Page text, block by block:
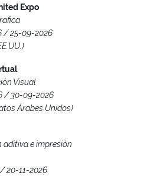
Expo
/ 25-09-2026
Visual
/ 30-09-2026
Árabes Unidos)
aditiva e impresión
20-11-2026